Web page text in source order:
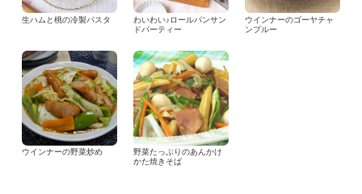
生ハムと桃の冷製パスタ
わいわい♪ロールパンサン
ドパーティー
ウインナーのゴーヤチャ
ンプルー
ウインナーの野菜炒め
野菜たっぷりのあんかけ
かた焼きそば